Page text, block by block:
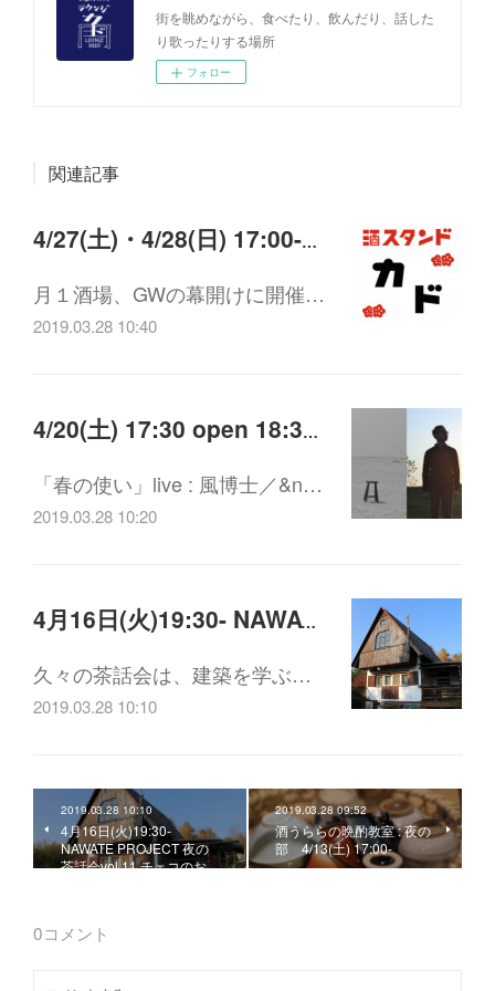
街を眺めながら、食べたり、飲んだり、話した
り歌ったりする場所
フォロー
関連記事
4/27(土)・4/28(日) 17:00-22:00 酒スタンド開店
月１酒場、GWの幕開けに開催…
2019.03.28 10:40
4/20(土) 17:30 open 18:30 start 風博士 / kapo-ritmo live 「春の使い」
「春の使い」live : 風博士／&n…
2019.03.28 10:20
4月16日(火)19:30- NAWATE PROJECT 夜の茶話会vol.11 チェコのおみやげ話編
久々の茶話会は、建築を学ぶ…
2019.03.28 10:10
2019.03.28 10:10
4月16日(火)19:30-
NAWATE PROJECT 夜の
茶話会vol.11 チェコのお…
2019.03.28 09:52
酒うららの晩酌教室 : 夜の
部 4/13(土) 17:00-
0コメント